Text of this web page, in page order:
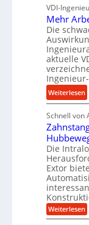
n
d
y
d
r
a
u
l
i
V
e
r
g
l
e
d
l
a
n
g
l
e
b
i
g
e
K
u
g
e
l
g
e
r
o
n
e
s
s
t
e
i
g
r
t
s
a
t
z
VDI-
Mehr
Die
aktuelle
Weiterlesen:
e
h
r
A
r
b
e
i
t
s
Schnell von
Die
Extor
Weiterlesen:
Z